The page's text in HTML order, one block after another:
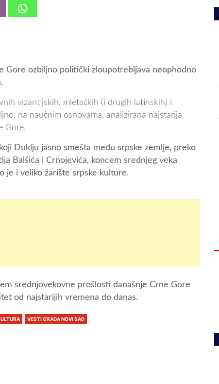
Gore ozbiljno politički zloupotrebljava neophodno
vizantijskih, mletačkih (i drugih latinskih) i
na naučnim osnovama, analizirana najstarija
Gore.
Duklju jasno smešta među srpske zemlje, preko
Balšića i Crnojevića, koncem srednjeg veka
je i veliko žarište srpske kulture.
srednjovekovne prošlosti današnje Crne Gore
od najstarijih vremena do danas.
VESTI GRADA NOVI SAD